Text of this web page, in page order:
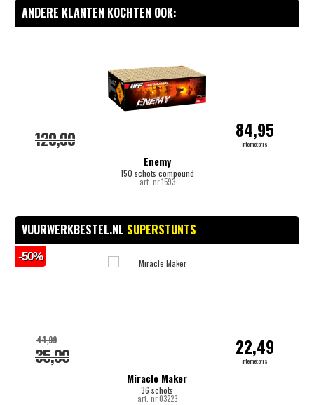
ANDERE KLANTEN KOCHTEN OOK:
Enemy
150 schots compound
art. nr.1593
120,00 84,95
internetprijs
VUURWERKBESTEL.NL SUPERSTUNTS
Miracle Maker
36 schots
art. nr.03223
35,00
44,99 22,49
internetprijs
-50%